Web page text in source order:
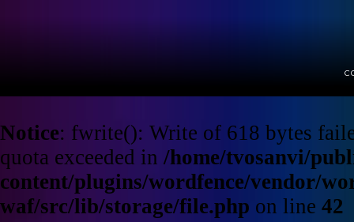
Notice: fwrite(): Write of 618 bytes
quota exceeded in /home/tvosanvi/
content/plugins/wordfence/vendor/
waf/src/lib/storage/file.php on line 42